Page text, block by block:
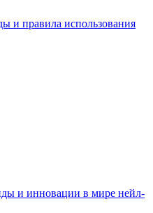
и правила использования
и инновации в мире нейл-